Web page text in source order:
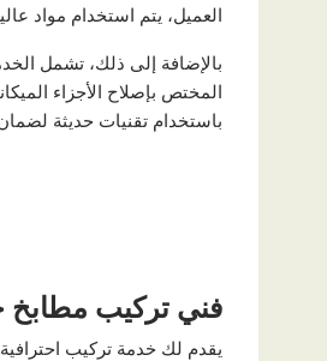
العميل، يتم استخدام مواد
بالإضافة إلى ذلك، تشمل
المختص بإصلاح الأجزاء
باستخدام تقنيات حديثة
فني تركيب مطابخ
يقدم لك خدمة تركيب